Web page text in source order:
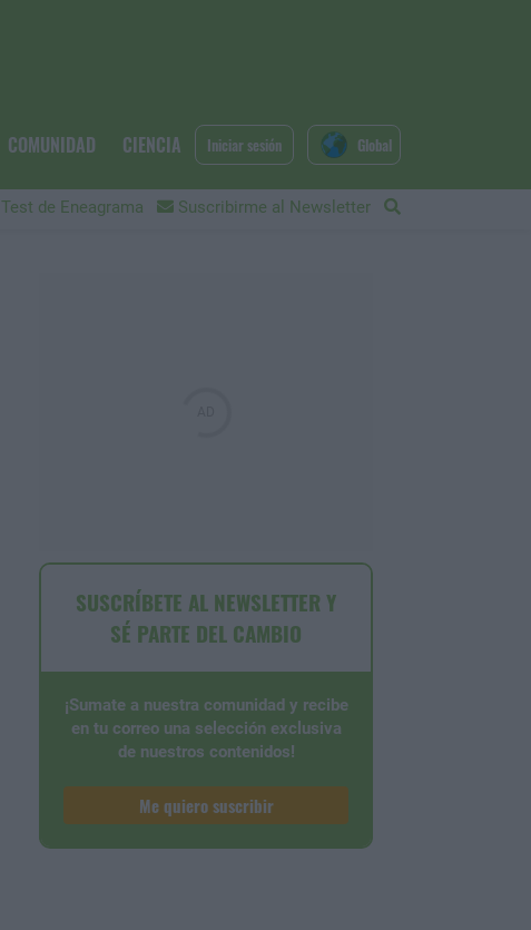
COMUNIDAD CIENCIA
Test de Eneagrama Suscribirme al Newsletter
Iniciar sesión Global
SUSCRÍBETE AL NEWSLETTER Y
SÉ PARTE DEL CAMBIO
¡Sumate a nuestra comunidad y recibe
en tu correo una selección exclusiva
de nuestros contenidos!
Me quiero suscribir